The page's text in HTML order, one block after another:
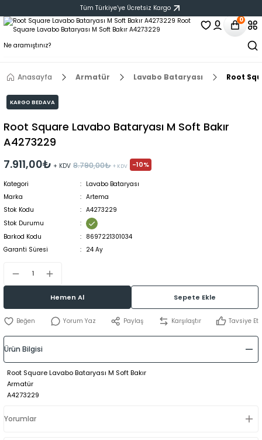
Tüm Türkiye‘ye Ücretsiz Kargo
0
Anasayfa Armatür Lavabo Bataryası Root
KARGO BEDAVA
Root Square Lavabo Bataryası M Soft Bakır
A4273229
7.911,00₺ + KDV 8.790,00₺ + KDV -10%
Kategori
Lavabo Bataryası
Marka
Artema
Stok Kodu
A4273229
Stok Durumu
Barkod Kodu
8697221301034
Garanti Süresi
24 Ay
Hemen Al Sepete Ekle
Yorum Yaz Paylaş Karşılaştır Tavsiye Et
Ürün Bilgisi
Root Square Lavabo Bataryası M Soft Bakır
Armatür
A4273229
Yorumlar